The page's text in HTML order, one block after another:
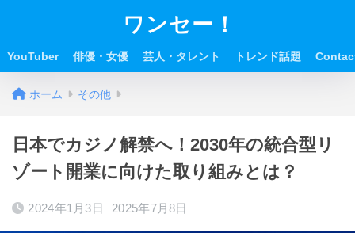
ワンセー！
YouTuber 俳優・女優 芸人・タレント トレンド話題
ホーム その他
日本でカジノ解禁へ！2030年の統合型リ
ゾート開業に向けた取り組みとは？
2024年1月3日 2025年7月8日